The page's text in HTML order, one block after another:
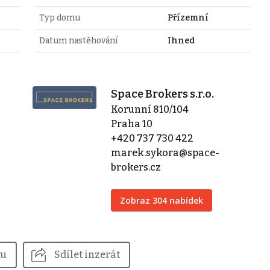
Typ domu Přízemní
Datum nastěhování Ihned
Space Brokers s.r.o.
Korunní 810/104
Praha 10
+420 737 730 422
marek.sykora@space-
brokers.cz
Zobraz 304 nabídek
Sdílet inzerát